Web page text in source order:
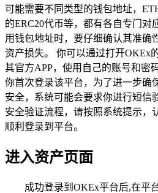
可能需要不同类型的钱包地址，
的ERC20代币等，都有各自专门对
用钱包地址时，要仔细确认其准确
资产损失。 你可以通过打开OKEx
其官方APP，使用自己的账号和密
你首次登录该平台，为了进一步确
安全，系统可能会要求你进行短信
安全验证流程，请按照系统提示，
顺利登录到平台。
进入资产页面
成功登录到OKEx平台后,在平